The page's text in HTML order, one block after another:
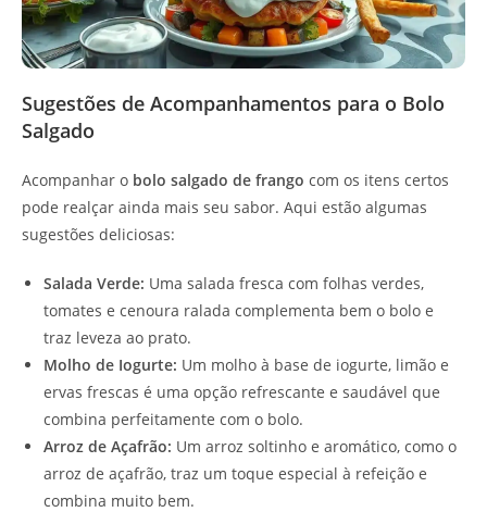
Sugestões de Acompanhamentos para o Bolo
Salgado
Acompanhar o bolo salgado de frango com os itens certos
pode realçar ainda mais seu sabor. Aqui estão algumas
sugestões deliciosas:
Salada Verde: Uma salada fresca com folhas verdes,
tomates e cenoura ralada complementa bem o bolo e
traz leveza ao prato.
Molho de Iogurte: Um molho à base de iogurte, limão e
ervas frescas é uma opção refrescante e saudável que
combina perfeitamente com o bolo.
Arroz de Açafrão: Um arroz soltinho e aromático, como o
arroz de açafrão, traz um toque especial à refeição e
combina muito bem.